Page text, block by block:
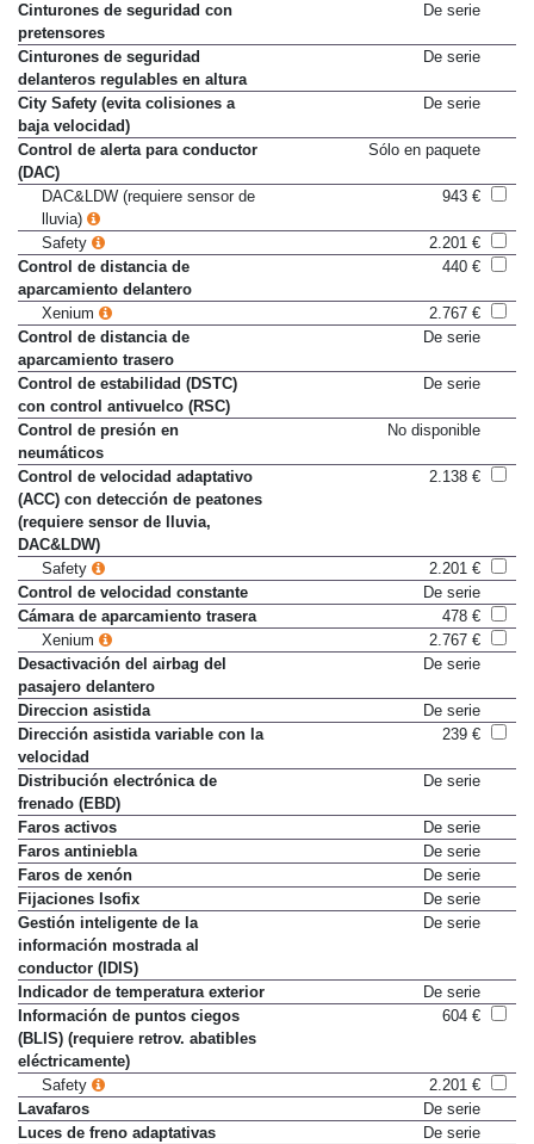
Cinturones de seguridad con
pretensores
De serie
Cinturones de seguridad
delanteros regulables en altura
De serie
City Safety (evita colisiones a
baja velocidad)
De serie
Control de alerta para conductor
(DAC)
Sólo en paquete
DAC&LDW (requiere sensor de
lluvia)
943 €
Safety
2.201 €
Control de distancia de
aparcamiento delantero
440 €
Xenium
2.767 €
Control de distancia de
aparcamiento trasero
De serie
Control de estabilidad (DSTC)
con control antivuelco (RSC)
De serie
Control de presión en
neumáticos
No disponible
Control de velocidad adaptativo
(ACC) con detección de peatones
(requiere sensor de lluvia,
DAC&LDW)
2.138 €
Safety
2.201 €
Control de velocidad constante
De serie
Cámara de aparcamiento trasera
478 €
Xenium
2.767 €
Desactivación del airbag del
pasajero delantero
De serie
Direccion asistida
De serie
Dirección asistida variable con la
velocidad
239 €
Distribución electrónica de
frenado (EBD)
De serie
Faros activos
De serie
Faros antiniebla
De serie
Faros de xenón
De serie
Fijaciones Isofix
De serie
Gestión inteligente de la
información mostrada al
conductor (IDIS)
De serie
Indicador de temperatura exterior
De serie
Información de puntos ciegos
(BLIS) (requiere retrov. abatibles
eléctricamente)
604 €
Safety
2.201 €
Lavafaros
De serie
Luces de freno adaptativas
De serie